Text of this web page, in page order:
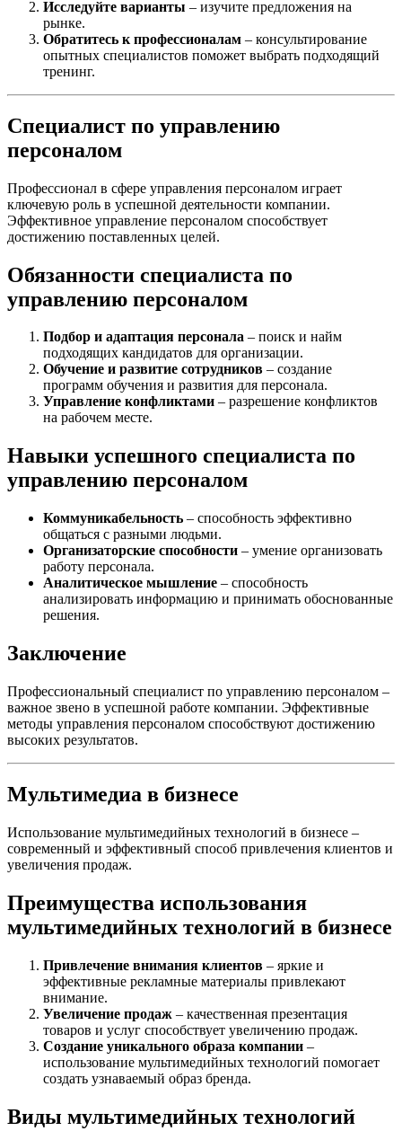
Исследуйте варианты – изучите предложения на
рынке.
Обратитесь к профессионалам – консультирование
опытных специалистов поможет выбрать подходящий
тренинг.
Специалист по управлению
персоналом
Профессионал в сфере управления персоналом играет
ключевую роль в успешной деятельности компании.
Эффективное управление персоналом способствует
достижению поставленных целей.
Обязанности специалиста по
управлению персоналом
Подбор и адаптация персонала – поиск и найм
подходящих кандидатов для организации.
Обучение и развитие сотрудников – создание
программ обучения и развития для персонала.
Управление конфликтами – разрешение конфликтов
на рабочем месте.
Навыки успешного специалиста по
управлению персоналом
Коммуникабельность – способность эффективно
общаться с разными людьми.
Организаторские способности – умение организовать
работу персонала.
Аналитическое мышление – способность
анализировать информацию и принимать обоснованные
решения.
Заключение
Профессиональный специалист по управлению персоналом –
важное звено в успешной работе компании. Эффективные
методы управления персоналом способствуют достижению
высоких результатов.
Мультимедиа в бизнесе
Использование мультимедийных технологий в бизнесе –
современный и эффективный способ привлечения клиентов и
увеличения продаж.
Преимущества использования
мультимедийных технологий в бизнесе
Привлечение внимания клиентов – яркие и
эффективные рекламные материалы привлекают
внимание.
Увеличение продаж – качественная презентация
товаров и услуг способствует увеличению продаж.
Создание уникального образа компании –
использование мультимедийных технологий помогает
создать узнаваемый образ бренда.
Виды мультимедийных технологий